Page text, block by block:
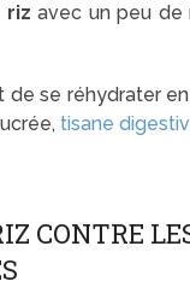
riz avec un peu de
de se réhydrater
tisane
CONTRE